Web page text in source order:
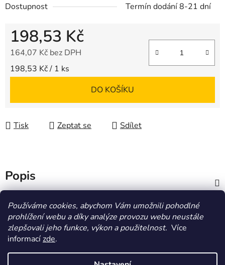
Používáme cookies, abychom Vám umožnili pohodlné
prohlížení webu a díky analýze provozu webu neustále
zlepšovali jeho funkce, výkon a použitelnost. Více
informacízde.
Dostupnost Termín dodání 8-21 dní
198,53 Kč
164,07 Kč bez DPH
Měrná cena:
198,53 Kč / 1 ks
DO KOŠÍKU
Tisk Zeptat se Sdílet
Popis
Diskuze
HOMOLA-shop.cz ZDE NAJDETE VÝDEJNÍ MÍSTO